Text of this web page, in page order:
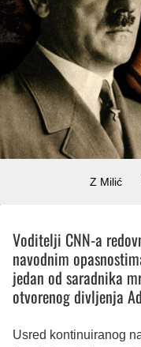
Z Milić
Voditelji CNN-a
navodnim
jedan od saradnika
otvorenog divljenja
Usred kontinuiranog